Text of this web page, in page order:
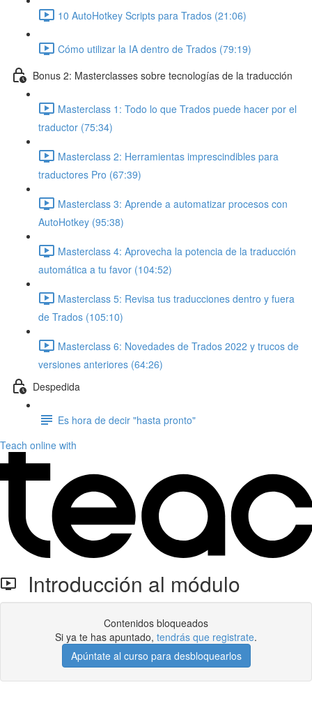
10 AutoHotkey Scripts para Trados (21:06)
Cómo utilizar la IA dentro de Trados (79:19)
Bonus 2: Masterclasses sobre tecnologías de la traducción
Masterclass 1: Todo lo que Trados puede hacer por el
traductor (75:34)
Masterclass 2: Herramientas imprescindibles para
traductores Pro (67:39)
Masterclass 3: Aprende a automatizar procesos con
AutoHotkey (95:38)
Masterclass 4: Aprovecha la potencia de la traducción
automática a tu favor (104:52)
Masterclass 5: Revisa tus traducciones dentro y fuera
de Trados (105:10)
Masterclass 6: Novedades de Trados 2022 y trucos de
versiones anteriores (64:26)
Despedida
Es hora de decir "hasta pronto"
Teach online with
Introducción al módulo
Contenidos bloqueados
Si ya te has apuntado, tendrás que registrate.
Apúntate al curso para desbloquearlos